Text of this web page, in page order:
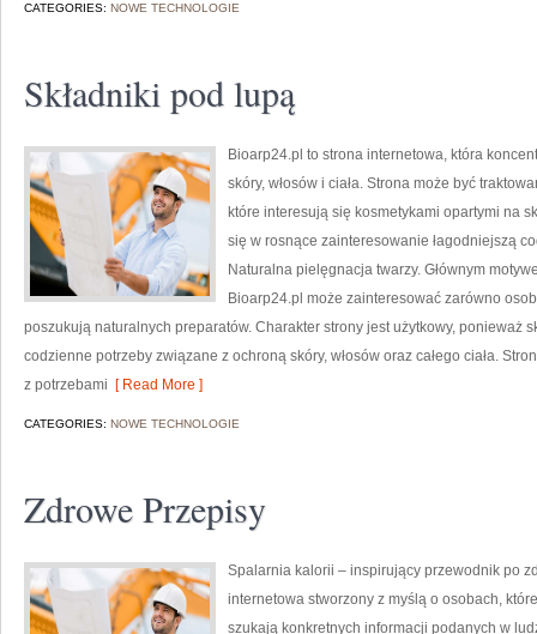
CATEGORIES: NOWE TECHNOLOGIE
Składniki pod lupą
Bioarp24.pl to strona internetowa, która
skóry, włosów i ciała. Strona może być
które interesują się kosmetykami opartymi na
się w rosnące zainteresowanie łagodniejszą
Naturalna pielęgnacja twarzy. Głównym
Bioarp24.pl może zainteresować zarówno
poszukują naturalnych preparatów. Charakter strony jest użytkowy, ponieważ
codzienne potrzeby związane z ochroną skóry, włosów oraz całego ciała.
z potrzebami [ Read More ]
CATEGORIES: NOWE TECHNOLOGIE
Zdrowe Przepisy
Spalarnia kalorii – inspirujący przewodnik po
internetowa stworzony z myślą o osobach,
szukają konkretnych informacji podanych w